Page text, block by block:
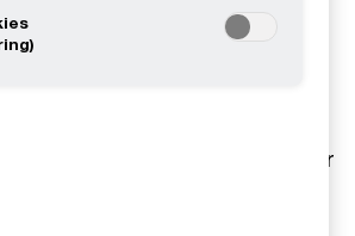
för dig som
du ta del av våra event, insikter